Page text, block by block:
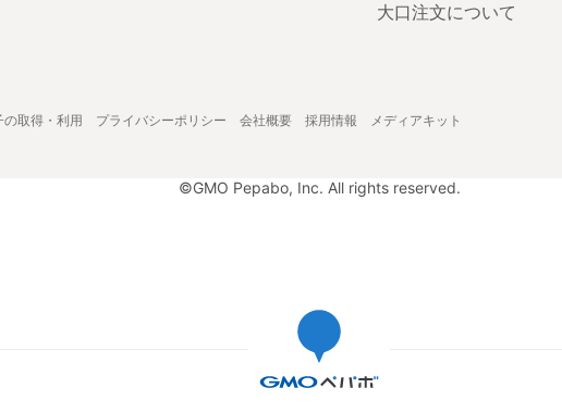
大口注文について
の取得・利用 プライバシーポリシー 会社概要 採用情報 メディアキット
©GMO Pepabo, Inc. All rights reserved.